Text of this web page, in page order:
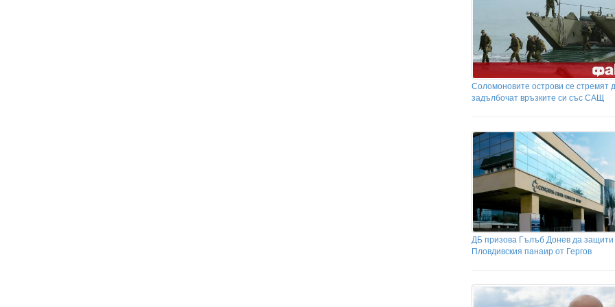
Соломоновите острови се стремят
задълбочат връзките си със САЩ
ДБ призова Гълъб Донев да защити
Пловдивския панаир от Гергов